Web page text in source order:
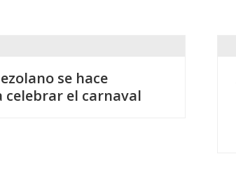
se hace
celebrar el carnaval